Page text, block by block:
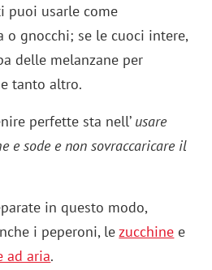
puoi usarle come
o gnocchi; se le cuoci intere,
delle melanzane per
tanto altro.
perfette sta nell’ usare
e sode e non sovraccaricare il
in questo modo,
i peperoni, lezucchine e
ad aria.